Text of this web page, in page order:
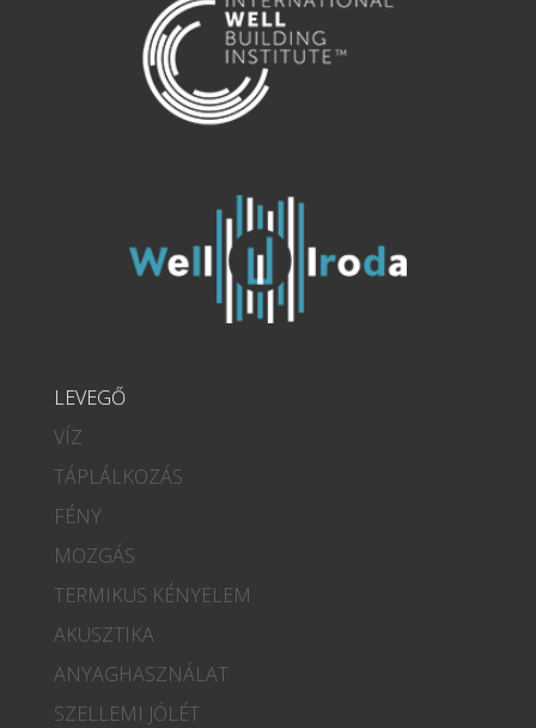
LEVEGŐ
VÍZ
TÁPLÁLKOZÁS
FÉNY
MOZGÁS
TERMIKUS KÉNYELEM
AKUSZTIKA
ANYAGHASZNÁLAT
SZELLEMI JÓLÉT